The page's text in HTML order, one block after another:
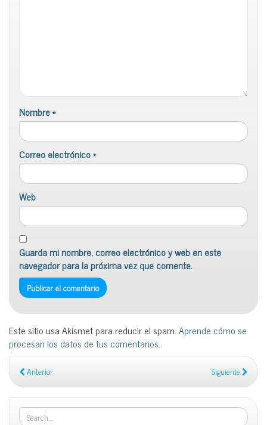
Nombre*
Correo electrónico*
Web
Guarda mi nombre, correo electrónico y web en este
navegador para la próxima vez que comente.
Este sitio usa Akismet para reducir el spam.Aprende cómo se
procesan los datos de tus comentarios.
Anterior Siguiente